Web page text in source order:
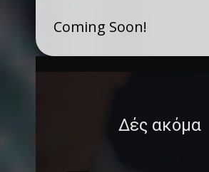
Coming Soon!
Δές ακόμα